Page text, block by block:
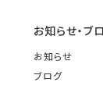
お知らせ・ブ
お知らせ
ブログ